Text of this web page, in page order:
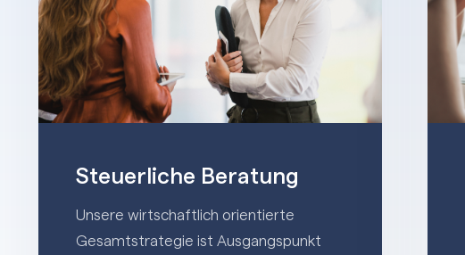
Steuerliche Beratung
Unsere wirtschaftlich orientierte
Gesamtstrategie ist Ausgangspunkt